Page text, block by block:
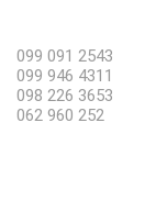
099 091 2543
099 946 4311
098 226 3653
062 960 252